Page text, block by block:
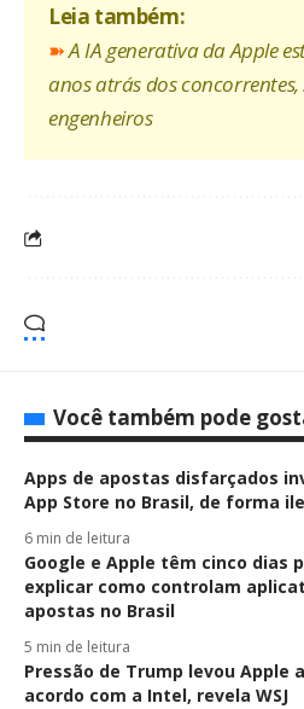
Leia também:
➽A IA generativa da Apple
anos atrás dos concorrentes,
engenheiros
Você também pode
Apps de apostas disfarçados
App Store no Brasil, de forma
6 min de leitura
Google e Apple têm cinco dias
explicar como controlam
apostas no Brasil
5 min de leitura
Pressão de Trump levou Apple
acordo com a Intel, revela WSJ